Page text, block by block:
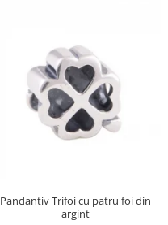
Pandantiv Trifoi cu patru foi din
argint